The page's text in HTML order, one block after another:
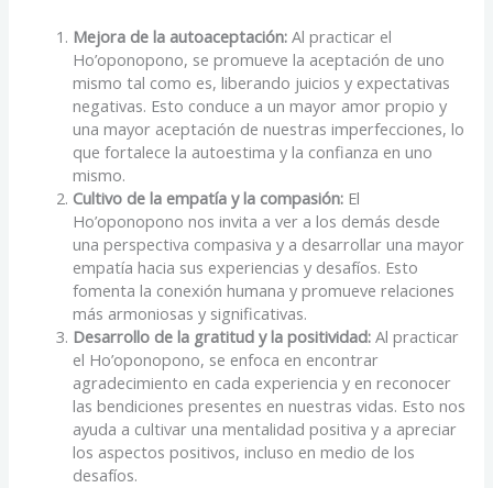
Mejora de la autoaceptación: Al practicar el
Ho’oponopono, se promueve la aceptación de uno
mismo tal como es, liberando juicios y expectativas
negativas. Esto conduce a un mayor amor propio y
una mayor aceptación de nuestras imperfecciones, lo
que fortalece la autoestima y la confianza en uno
mismo.
Cultivo de la empatía y la compasión: El
Ho’oponopono nos invita a ver a los demás desde
una perspectiva compasiva y a desarrollar una mayor
empatía hacia sus experiencias y desafíos. Esto
fomenta la conexión humana y promueve relaciones
más armoniosas y significativas.
Desarrollo de la gratitud y la positividad: Al practicar
el Ho’oponopono, se enfoca en encontrar
agradecimiento en cada experiencia y en reconocer
las bendiciones presentes en nuestras vidas. Esto nos
ayuda a cultivar una mentalidad positiva y a apreciar
los aspectos positivos, incluso en medio de los
desafíos.